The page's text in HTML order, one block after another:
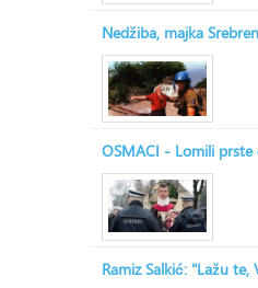
Nedžiba, majka
OSMACI - Lomili prste
Ramiz Salkić: "Lažu